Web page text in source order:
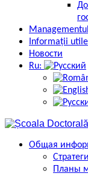
Informații utile
Новости
Ru:
Общая
Планы